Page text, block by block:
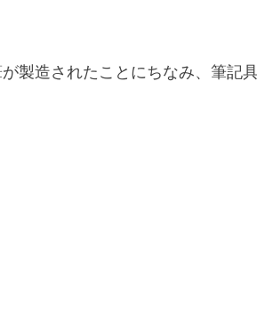
製造されたことにちなみ、筆記